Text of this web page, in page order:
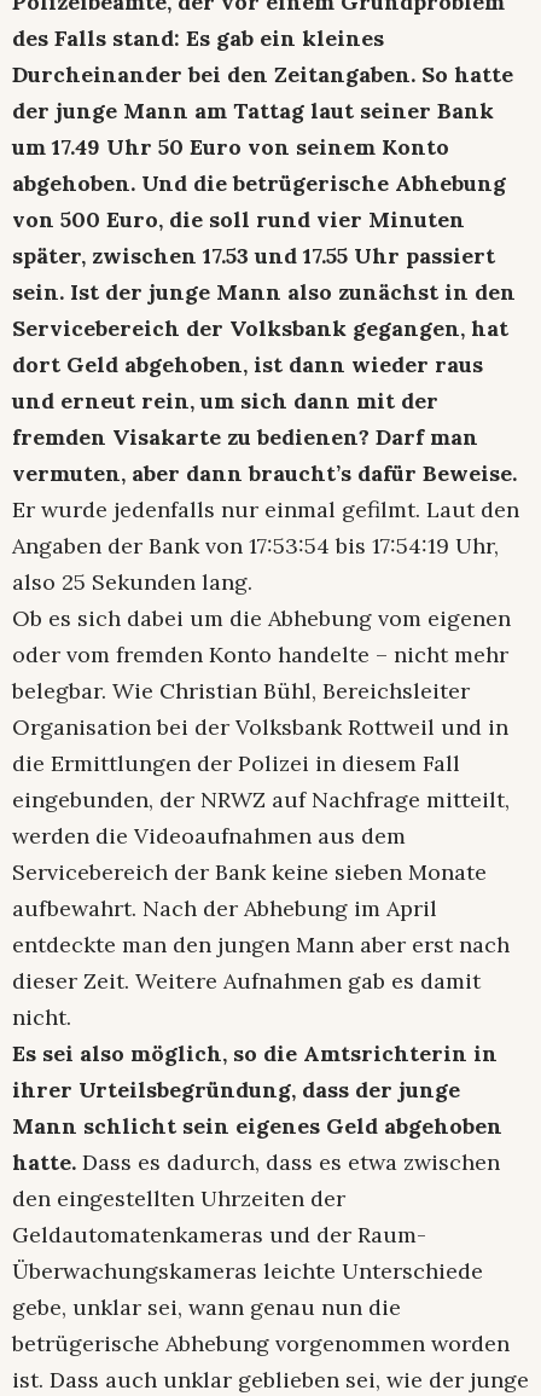
des Falls stand: Es gab ein kleines
Durcheinander bei den Zeitangaben. So hatte
der junge Mann am Tattag laut seiner Bank
um 17.49 Uhr 50 Euro von seinem Konto
abgehoben. Und die betrügerische Abhebung
von 500 Euro, die soll rund vier Minuten
später, zwischen 17.53 und 17.55 Uhr passiert
sein. Ist der junge Mann also zunächst in den
Servicebereich der Volksbank gegangen, hat
dort Geld abgehoben, ist dann wieder raus
und erneut rein, um sich dann mit der
fremden Visakarte zu bedienen? Darf man
vermuten, aber dann braucht’s dafür Beweise.
Er wurde jedenfalls nur einmal gefilmt. Laut den
Angaben der Bank von 17:53:54 bis 17:54:19 Uhr,
also 25 Sekunden lang.
Ob es sich dabei um die Abhebung vom eigenen
oder vom fremden Konto handelte – nicht mehr
belegbar. Wie Christian Bühl, Bereichsleiter
Organisation bei der Volksbank Rottweil und in
die Ermittlungen der Polizei in diesem Fall
eingebunden, der NRWZ auf Nachfrage mitteilt,
werden die Videoaufnahmen aus dem
Servicebereich der Bank keine sieben Monate
aufbewahrt. Nach der Abhebung im April
entdeckte man den jungen Mann aber erst nach
dieser Zeit. Weitere Aufnahmen gab es damit
nicht.
Es sei also möglich, so die Amtsrichterin in
ihrer Urteilsbegründung, dass der junge
Mann schlicht sein eigenes Geld abgehoben
hatte. Dass es dadurch, dass es etwa zwischen
den eingestellten Uhrzeiten der
Geldautomatenkameras und der Raum-
Überwachungskameras leichte Unterschiede
gebe, unklar sei, wann genau nun die
betrügerische Abhebung vorgenommen worden
ist. Dass auch unklar geblieben sei, wie der junge